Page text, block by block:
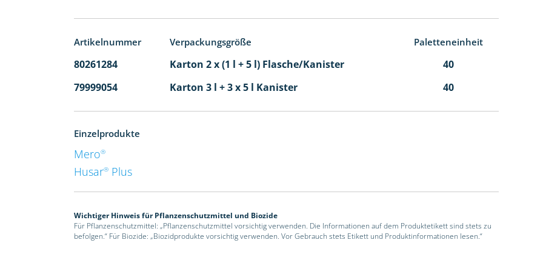
Artikelnummer Verpackungsgröße Paletteneinheit
80261284 Karton 2 x (1 l + 5 l) Flasche/Kanister
40
79999054
Karton 3 l + 3 x 5 l Kanister 40
Einzelprodukte
Mero®
Husar® Plus
Wichtiger Hinweis für Pflanzenschutzmittel und Biozide
Für Pflanzenschutzmittel: „Pflanzenschutzmittel vorsichtig verwenden. Die Informationen auf dem Produktetikett sind stets zu
befolgen.“ Für Biozide: „Biozidprodukte vorsichtig verwenden. Vor Gebrauch stets Etikett und Produktinformationen lesen.“